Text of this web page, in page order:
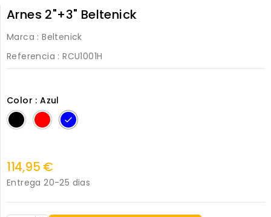
Arnes 2"+3" Beltenick
Marca : Beltenick
Referencia : RCU1001H
Color : Azul
NegroRojo Azul
114,95 €
Entrega 20-25 dias